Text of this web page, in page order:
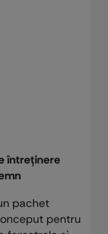
întreținere
pachet
pentru